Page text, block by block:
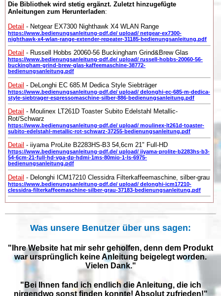
Die Bibliothek wird stetig ergänzt. Zuletzt hinzugefügte
Anleitungen zum Herunterladen:
Detail - Netgear EX7300 Nighthawk X4 WLAN Range
https://www.bedienungsanleitung-pdf.de/ upload/ netgear-ex7300-
nighthawk-x4-wlan-range-extender-repeater-31185-bedienungsanleitung.pdf
Detail - Russell Hobbs 20060-56 Buckingham Grind&Brew Glas
https://www.bedienungsanleitung-pdf.de/ upload/ russell-hobbs-20060-56-
buckingham-grind-brew-glas-kaffeemaschine-38772-
bedienungsanleitung.pdf
Detail - DeLonghi EC 685.M Dedica Style Siebträger
https://www.bedienungsanleitung-pdf.de/ upload/ delonghi-ec-685-m-dedica-
style-siebtrager-espressomaschine-silber-886-bedienungsanleitung.pdf
Detail - Moulinex LT261D Toaster Subito Edelstahl Metallic-
Rot/Schwarz
https://www.bedienungsanleitung-pdf.de/ upload/ moulinex-lt261d-toaster-
subito-edelstahl-metallic-rot-schwarz-37255-bedienungsanleitung.pdf
Detail - iiyama ProLite B2283HS-B3 54,6cm 21" Full-HD
https://www.bedienungsanleitung-pdf.de/ upload/ iiyama-prolite-b2283hs-b3-
54-6cm-21-full-hd-vga-dp-hdmi-1ms-80mio-1-ls-6975-
bedienungsanleitung.pdf
Detail - Delonghi ICM17210 Clessidra Filterkaffeemaschine, silber-grau
https://www.bedienungsanleitung-pdf.de/ upload/ delonghi-icm17210-
clessidra-filterkaffeemaschine-silber-grau-37183-bedienungsanleitung.pdf
Was unsere Benutzer über uns sagen:
"Ihre Website hat mir sehr geholfen, denn dem Produkt
war ursprünglich keine Anleitung beigelegt worden.
Vielen Dank."
"Bei Ihnen fand ich endlich die Anleitung, die ich
nirgendwo sonst finden konnte! Absolut zufrieden!"